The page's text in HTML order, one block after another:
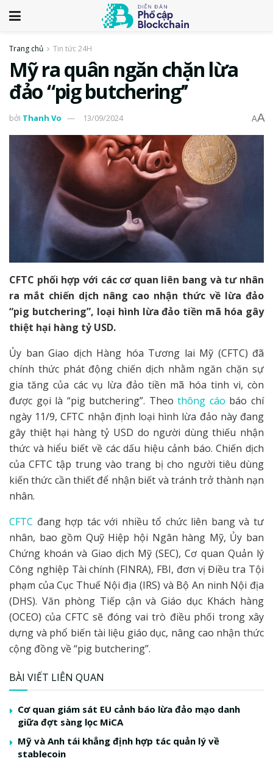
Trang chủ Tin tức 24H
Mỹ ra quân ngăn chặn lừa
đảo “pig butchering’’
bởi Thanh Vo 13/09/2024 AA
CFTC phối hợp với các cơ quan liên bang và tư nhân
ra mắt chiến dịch nâng cao nhận thức về lừa đảo
“pig butchering”, loại hình lừa đảo tiền mã hóa gây
thiệt hại hàng tỷ USD.
Ủy ban Giao dịch Hàng hóa Tương lai Mỹ (CFTC) đã
chính thức phát động chiến dịch nhằm ngăn chặn sự
gia tăng của các vụ lừa đảo tiền mã hóa tinh vi, còn
được gọi là “pig butchering”. Theothông cáo báo chí
ngày 11/9, CFTC nhận định loại hình lừa đảo này đang
gây thiệt hại hàng tỷ USD do người dùng thiếu nhận
thức và hiểu biết về các dấu hiệu cảnh báo. Chiến dịch
của CFTC tập trung vào trang bị cho người tiêu dùng
kiến thức cần thiết để nhận biết và tránh trở thành nạn
nhân.
CFTC đang hợp tác với nhiều tổ chức liên bang và tư
nhân, bao gồm Quỹ Hiệp hội Ngân hàng Mỹ, Ủy ban
Chứng khoán và Giao dịch Mỹ (SEC), Cơ quan Quản lý
Công nghiệp Tài chính (FINRA), FBI, đơn vị Điều tra Tội
phạm của Cục Thuế Nội địa (IRS) và Bộ An ninh Nội địa
(DHS). Văn phòng Tiếp cận và Giáo dục Khách hàng
(OCEO) của CFTC sẽ đóng vai trò điều phối trong xây
dựng và phổ biến tài liệu giáo dục, nâng cao nhận thức
cộng đồng về “pig butchering”.
BÀI VIẾT LIÊN QUAN
Cơ quan giám sát EU cảnh báo lừa đảo mạo danh
giữa đợt sàng lọc MiCA
Mỹ và Anh tái khẳng định hợp tác quản lý về
stablecoin